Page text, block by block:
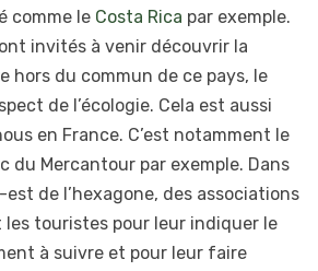
comme le Costa Rica par exemple.
invités à venir découvrir la
hors du commun de ce pays, le
de l’écologie. Cela est aussi
en France. C’est notamment le
du Mercantour par exemple. Dans
de l’hexagone, des associations
les touristes pour leur indiquer le
à suivre et pour leur faire